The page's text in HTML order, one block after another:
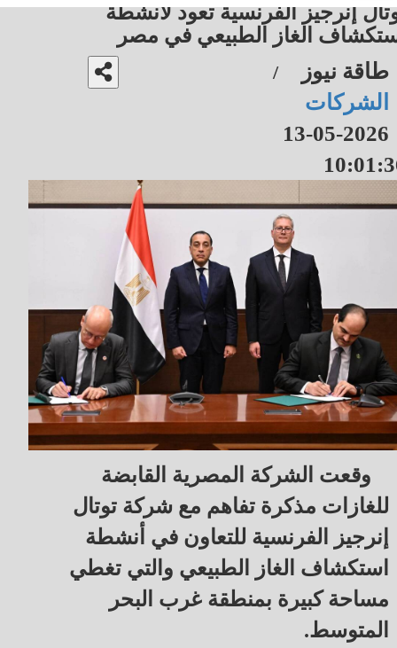
إنرجيز الفرنسية تعود لأنشطة
الغاز الطبيعي في مصر
طاقة نيوز /
الشركات
2026-05-13
وقعت الشركة المصرية القابضة
للغازات مذكرة تفاهم مع شركة توتال
إنرجيز الفرنسية للتعاون في أنشطة
استكشاف الغاز الطبيعي والتي تغطي
مساحة كبيرة بمنطقة غرب البحر
المتوسط.